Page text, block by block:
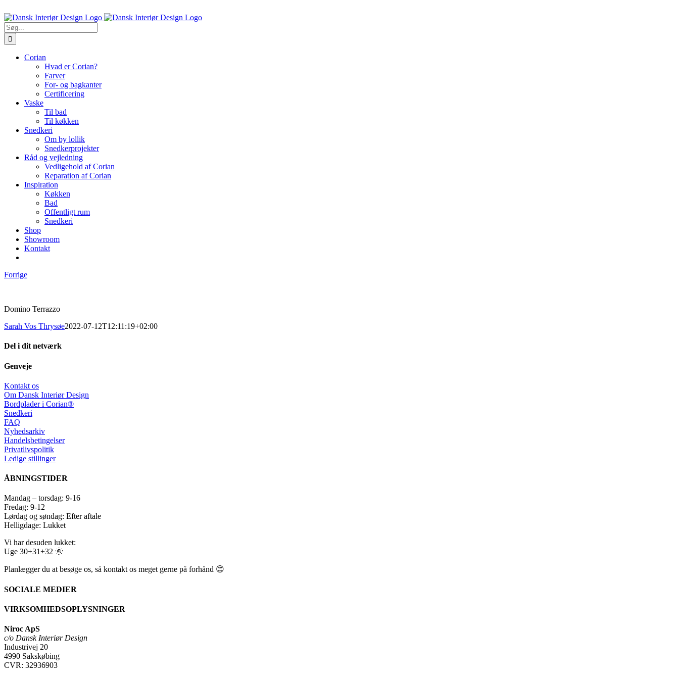
to
content
Søg
efter:
Corian
Hvad er Corian?
Farver
For- og bagkanter
Certificering
Vaske
Til bad
Til køkken
Snedkeri
Om by lollik
Snedkerprojekter
Råd og vejledning
Vedligehold af Corian
Reparation af Corian
Inspiration
Køkken
Bad
Offentligt rum
Snedkeri
Shop
Showroom
Kontakt
Forrige
Domino Terrazzo
Sarah Vos Thrysøe2022-07-12T12:11:19+02:00
Del i dit netværk
Facebook
X
LinkedIn
Pinterest
E-
Genveje
Kontakt os
Om Dansk Interiør Design
Bordplader i Corian®
Snedkeri
FAQ
Nyhedsarkiv
Handelsbetingelser
Privatlivspolitik
Ledige stillinger
ÅBNINGSTIDER
Mandag – torsdag: 9-16
Fredag: 9-12
Lørdag og søndag: Efter aftale
Helligdage: Lukket
Vi har desuden lukket:
Uge 30+31+32 🌞
Planlægger du at besøge os, så kontakt os meget gerne på forhånd 😊
SOCIALE MEDIER
VIRKSOMHEDSOPLYSNINGER
Niroc ApS
c/o Dansk Interiør Design
Industrivej 20
4990 Sakskøbing
CVR: 32936903